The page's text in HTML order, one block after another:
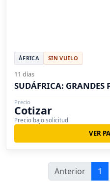
ÁFRICA SIN VUELO
11 días
SUDÁFRICA: GRANDES
Precio
Cotizar
Precio bajo solicitud
VER
Anterior 1